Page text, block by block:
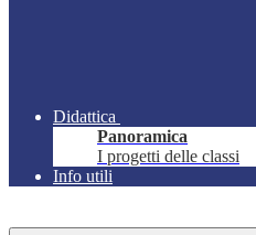
Didattica
Panoramica
I progetti delle classi
Info utili